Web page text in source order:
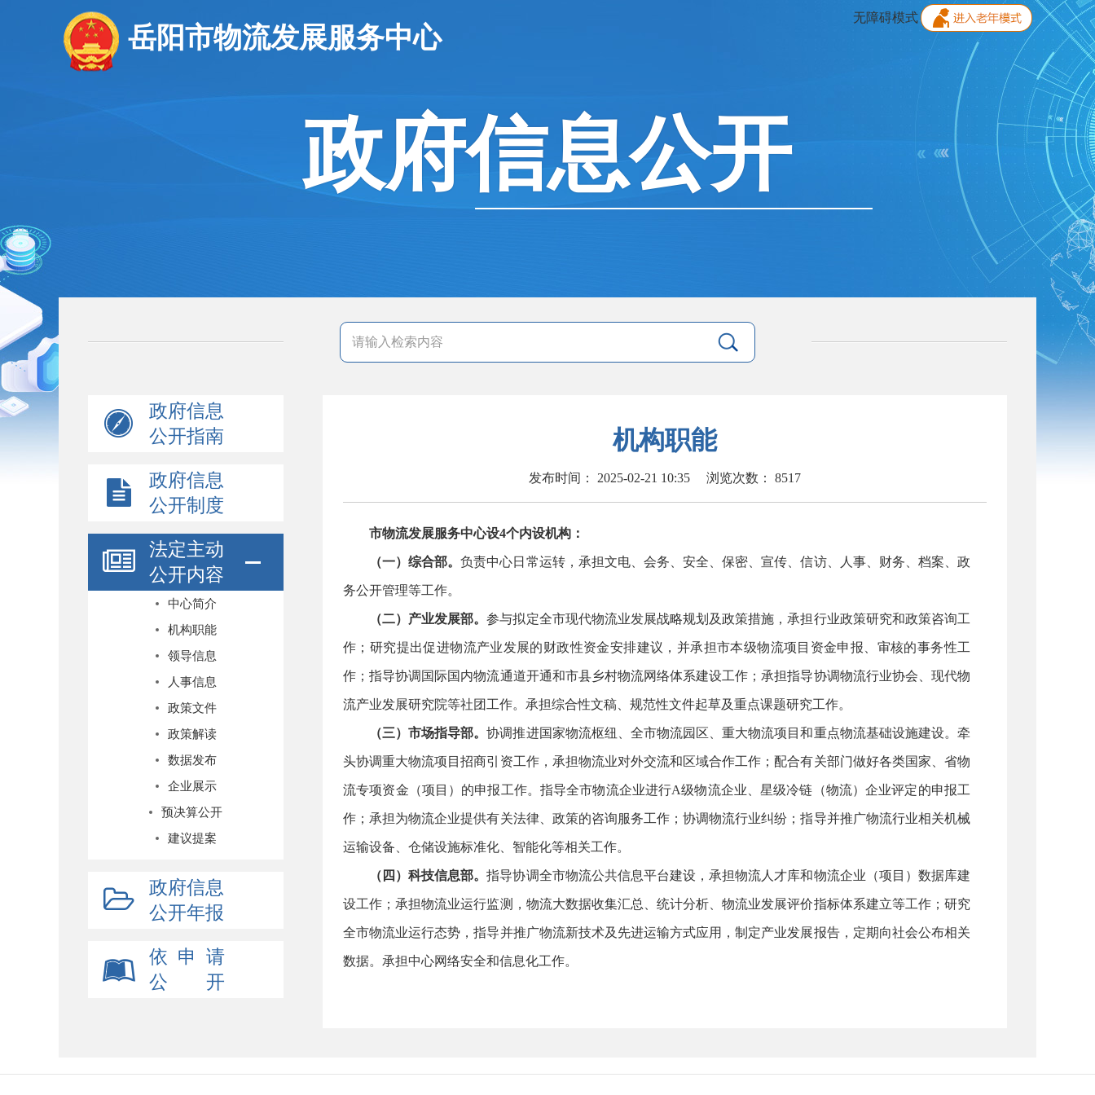
岳阳市物流发展服务中心
政府信息公开
无障碍模式
政府信息
公开指南
政府信息
公开制度
法定主动
公开内容
中心简介
机构职能
领导信息
人事信息
政策文件
政策解读
数据发布
企业展示
预决算公开
建议提案
政府信息
公开年报
依 申 请
公 开
机构职能
发布时间： 2025-02-21 10:35 浏览次数： 8517
市物流发展服务中心设4个内设机构：
（一）综合部。负责中心日常运转，承担文电、会务、安全、保密、宣传、信访、人事、财务、档案、政
务公开管理等工作。
（二）产业发展部。参与拟定全市现代物流业发展战略规划及政策措施，承担行业政策研究和政策咨询工
作；研究提出促进物流产业发展的财政性资金安排建议，并承担市本级物流项目资金申报、审核的事务性工
作；指导协调国际国内物流通道开通和市县乡村物流网络体系建设工作；承担指导协调物流行业协会、现代物
流产业发展研究院等社团工作。承担综合性文稿、规范性文件起草及重点课题研究工作。
（三）市场指导部。协调推进国家物流枢纽、全市物流园区、重大物流项目和重点物流基础设施建设。牵
头协调重大物流项目招商引资工作，承担物流业对外交流和区域合作工作；配合有关部门做好各类国家、省物
流专项资金（项目）的申报工作。指导全市物流企业进行A级物流企业、星级冷链（物流）企业评定的申报工
作；承担为物流企业提供有关法律、政策的咨询服务工作；协调物流行业纠纷；指导并推广物流行业相关机械
运输设备、仓储设施标准化、智能化等相关工作。
（四）科技信息部。指导协调全市物流公共信息平台建设，承担物流人才库和物流企业（项目）数据库建
设工作；承担物流业运行监测，物流大数据收集汇总、统计分析、物流业发展评价指标体系建立等工作；研究
全市物流业运行态势，指导并推广物流新技术及先进运输方式应用，制定产业发展报告，定期向社会公布相关
数据。承担中心网络安全和信息化工作。